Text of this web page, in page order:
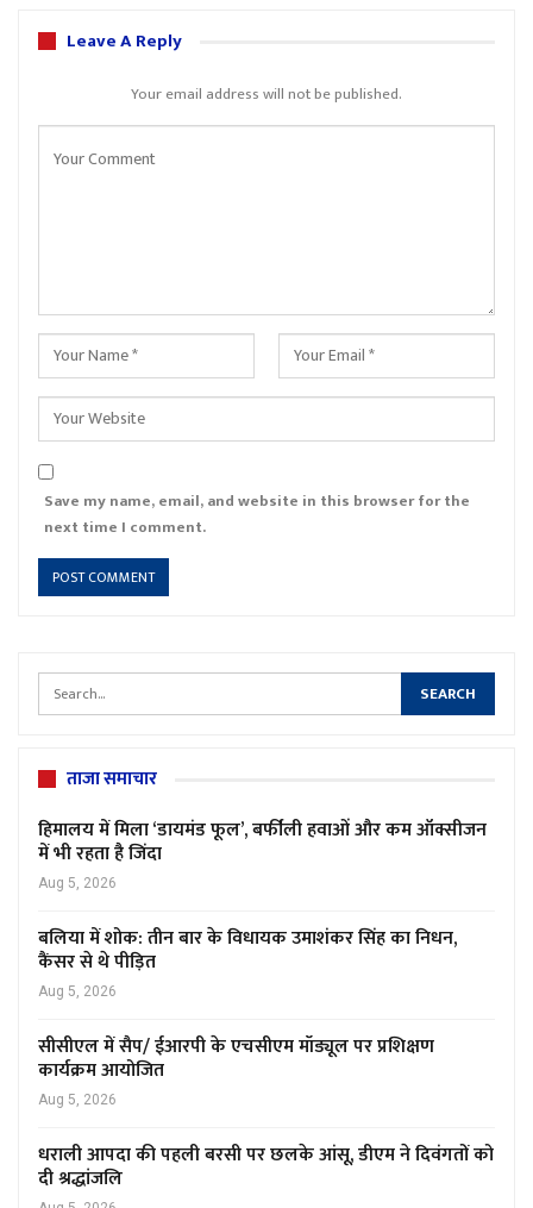
Leave A Reply
Your email address will not be published.
Save my name, email, and website in this browser for the
next time I comment.
ताजा समाचार
हिमालय में मिला ‘डायमंड फूल’, बर्फीली हवाओं और कम ऑक्सीजन
में भी रहता है जिंदा
Aug 5, 2026
बलिया में शोक: तीन बार के विधायक उमाशंकर सिंह का निधन,
कैंसर से थे पीड़ित
Aug 5, 2026
सीसीएल में सैप/ ईआरपी के एचसीएम मॉड्यूल पर प्रशिक्षण
कार्यक्रम आयोजित
Aug 5, 2026
धराली आपदा की पहली बरसी पर छलके आंसू, डीएम ने दिवंगतों को
दी श्रद्धांजलि